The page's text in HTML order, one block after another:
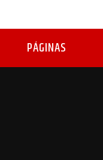
PÁGINAS